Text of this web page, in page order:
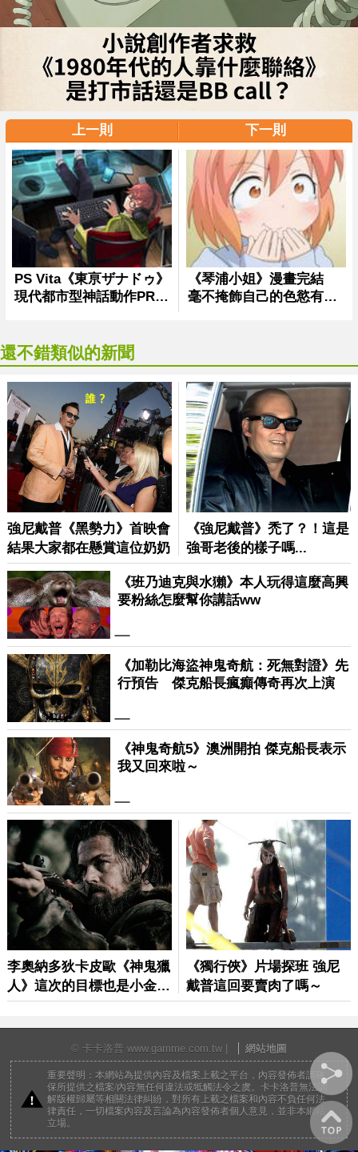
上一則 下一則
還不錯類似的新聞
© 卡卡洛普 www.gamme.com.tw | 網站地圖
重要聲明：本網站為提供內容及檔案上載之平台，內容發佈者請確
保所提供之檔案/內容無任何違法或牴觸法令之虞。卡卡洛普無法調
解版權歸屬等相關法律糾紛，對所有上載之檔案和內容不負任何法
律責任，一切檔案內容及言論為內容發佈者個人意見，並非本網站
立場。